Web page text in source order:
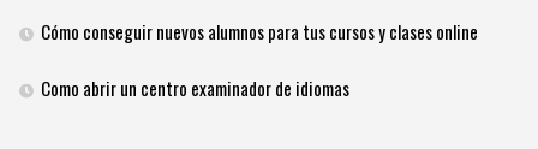
Cómo conseguir nuevos alumnos para tus cursos y clases online
Como abrir un centro examinador de idiomas